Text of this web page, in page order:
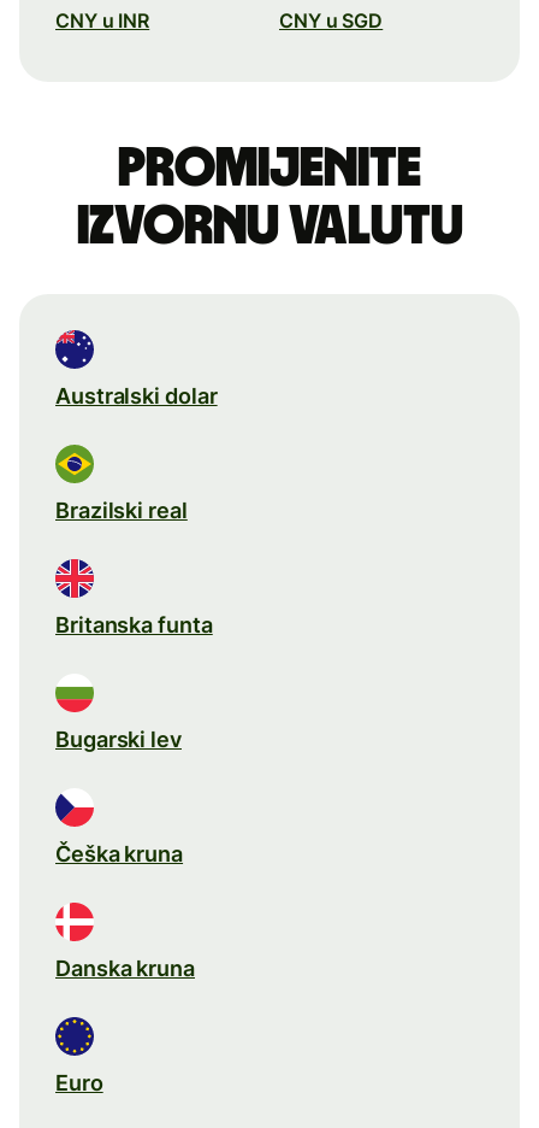
CNY u INR CNY u SGD
Promijenite
izvornu valutu
Australski dolar
Brazilski real
Britanska funta
Bugarski lev
Češka kruna
Danska kruna
Euro